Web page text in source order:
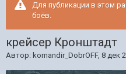
Для публикации в этом
боёв.
крейсер Кронштадт
Автор: komandir_DobrOFF, 8 дек